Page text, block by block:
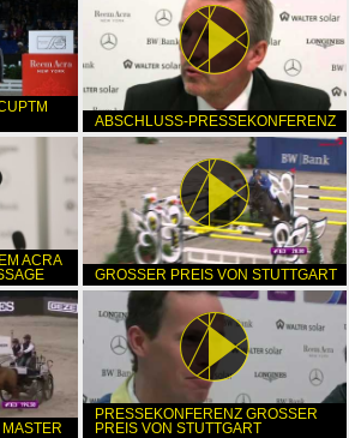
ACRA
ABSCHLUSS-PRESSEKONFERENZ
GROSSER PREIS VON STUTTGART
PRESSEKONFERENZ GROSSER P
REIS VON STUTTGART